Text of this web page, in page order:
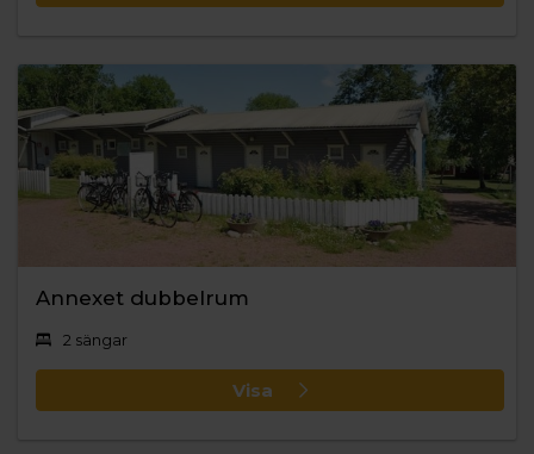
Annexet dubbelrum
2 sängar
Visa